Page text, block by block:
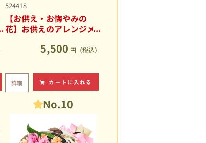
524418
【お供え・お悔やみの
花】お供えのアレンジメ
5,500 円（税込）
詳細 カートに入れる
No.10